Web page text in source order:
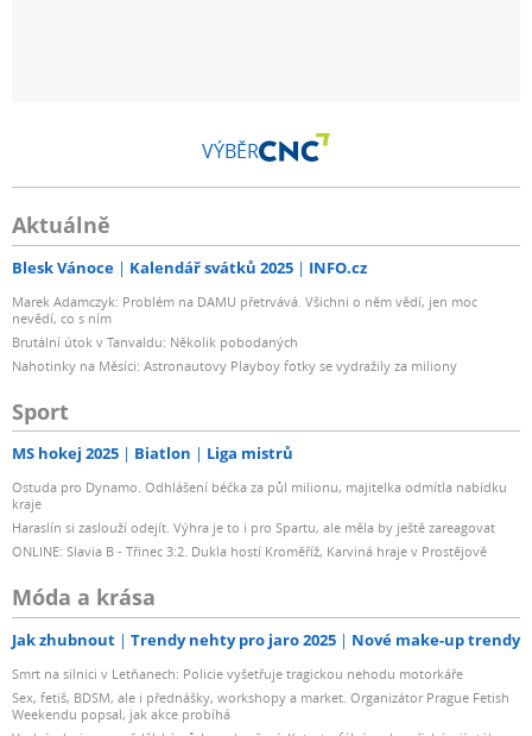
VÝBĚR
Aktuálně
Blesk Vánoce Kalendář svátků 2025 INFO.cz
Marek Adamczyk: Problém na DAMU přetrvává. Všichni o něm vědí, jen moc
nevědí, co s ním
Brutální útok v Tanvaldu: Několik pobodaných
Nahotinky na Měsíci: Astronautovy Playboy fotky se vydražily za miliony
Sport
MS hokej 2025 Biatlon Liga mistrů
Ostuda pro Dynamo. Odhlášení béčka za půl milionu, majitelka odmítla nabídku
kraje
Haraslín si zaslouží odejít. Výhra je to i pro Spartu, ale měla by ještě zareagovat
ONLINE: Slavia B - Třinec 3:2. Dukla hostí Kroměříž, Karviná hraje v Prostějově
Móda a krása
Jak zhubnout Trendy nehty pro jaro 2025 Nové make-up trendy
Smrt na silnici v Letňanech: Policie vyšetřuje tragickou nehodu motorkáře
Sex, fetiš, BDSM, ale i přednášky, workshopy a market. Organizátor Prague Fetish
Weekendu popsal, jak akce probíhá